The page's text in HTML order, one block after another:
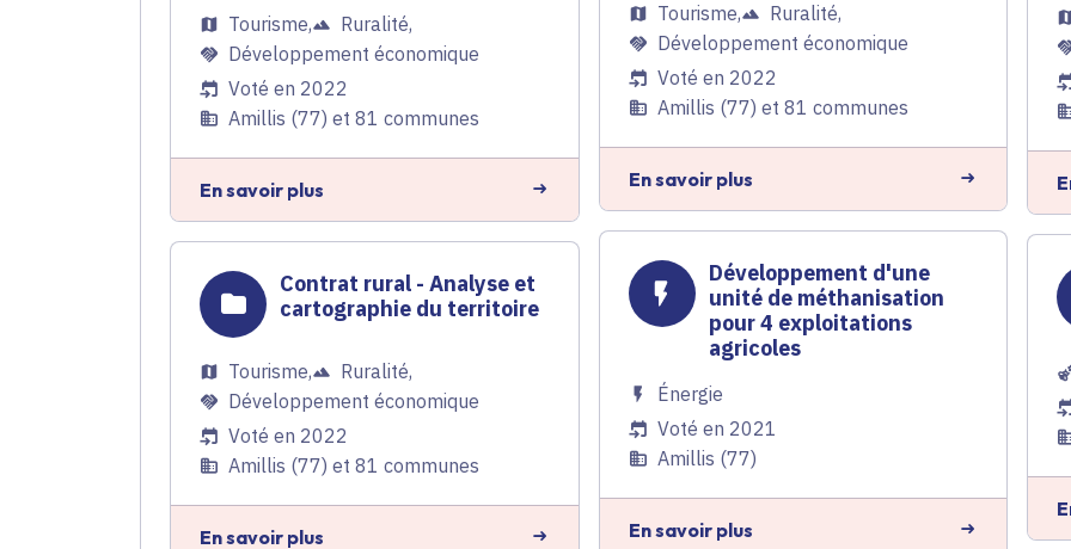
Tourisme, Ruralité,
Développement économique
Voté en 2022
Amillis (77) et 81 communes
En savoir plus
Tourisme, Ruralité,
Développement économique
Voté en 2022
Amillis (77) et 81 communes
En savoir plus
Contrat rural - Analyse et
cartographie du territoire
Tourisme, Ruralité,
Développement économique
Voté en 2022
Amillis (77) et 81 communes
En savoir plus
Développement d'une
unité de méthanisation
pour 4 exploitations
agricoles
Énergie
Voté en 2021
Amillis (77)
En savoir plus